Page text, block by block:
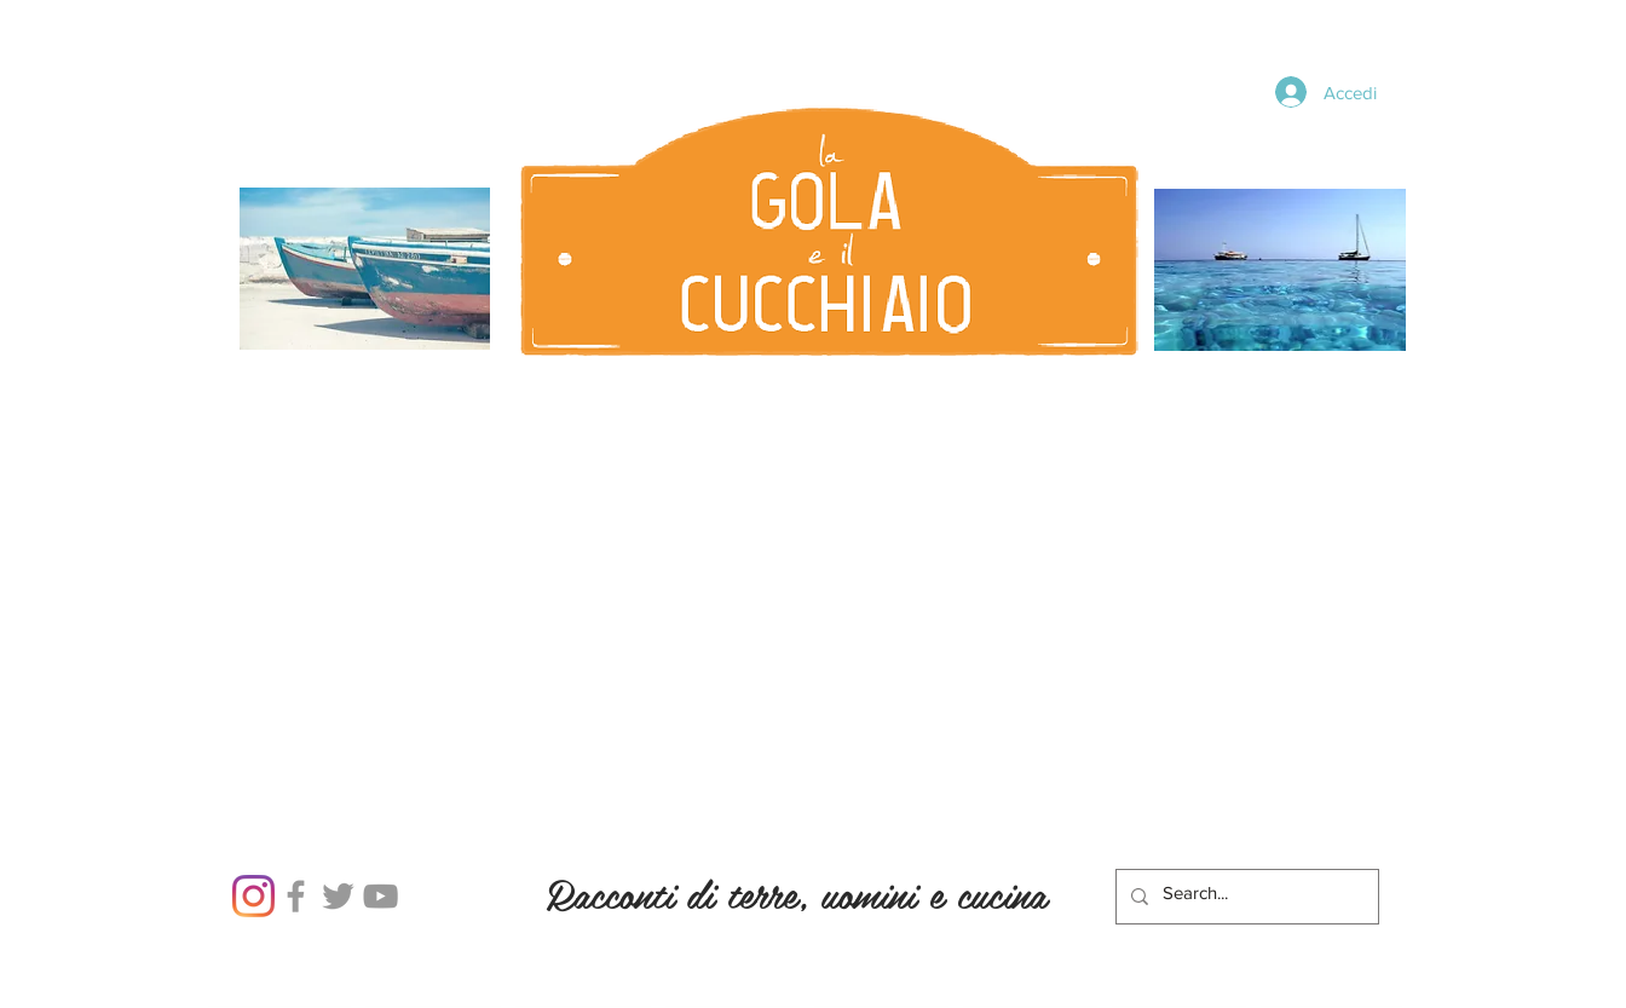
Accedi
Racconti di terre, uomini e cucina